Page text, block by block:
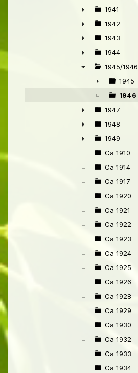
►
►
1941
►
1942
►
1943
►
1944
1945/1946
►
1945
1946
►
1947
►
1948
►
1949
Ca 1910
Ca 1914
Ca 1917
Ca 1920
Ca 1921
Ca 1922
Ca 1923
Ca 1924
Ca 1925
Ca 1926
Ca 1928
Ca 1929
Ca 1930
Ca 1932
Ca 1933
Ca 1934